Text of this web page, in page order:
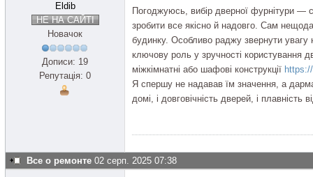
Eldib
НЕ НА САЙТІ
Новачок
Дописи: 19
Репутація: 0
Погоджуюсь, вибір дверної фурнітури —
зробити все якісно й надовго. Сам
будинку. Особливо раджу звернути увагу
ключову роль у зручності користування
міжкімнатні або шафові конструкції
Я спершу не надавав їм значення, а
домі, і довговічність дверей, і плавність
Все о ремонте 02 серп. 2025 07:38